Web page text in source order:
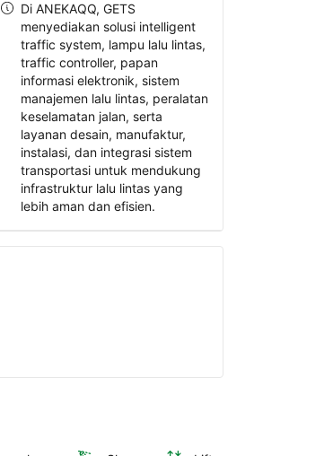
Di ANEKAQQ, GETS
menyediakan solusi intelligent
traffic system, lampu lalu lintas,
traffic controller, papan
informasi elektronik, sistem
manajemen lalu lintas, peralatan
keselamatan jalan, serta
layanan desain, manufaktur,
instalasi, dan integrasi sistem
transportasi untuk mendukung
infrastruktur lalu lintas yang
lebih aman dan efisien.